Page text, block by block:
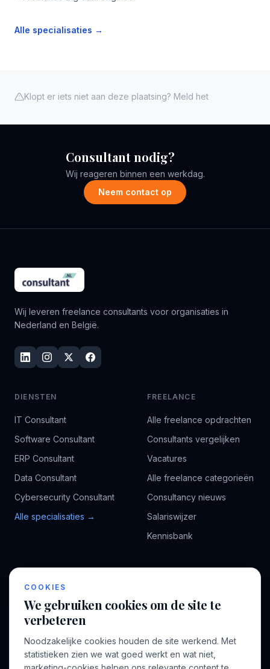
Alle specialisaties →
Klopt er iets niet aan deze plaatsing? Meld het
Consultant nodig?
Wij reageren binnen een werkdag.
Neem contact op
Wij leveren freelance consultants voor organisaties in
Nederland en België.
DIENSTEN
IT Consultant
Software Consultant
ERP Consultant
Data Consultant
Cybersecurity Consultant
Alle specialisaties →
FREELANCE
Alle freelance opdrachten
Consultants vergelijken
Vacatures
Alle freelance categorieën
Consultancy nieuws
Salariswijzer
Kennisbank
BEDRIJF
Bedrijven
Blog
VOOR CONSULTANTS
Inloggen
COOKIES
We gebruiken cookies om de site te
verbeteren
Noodzakelijke cookies houden de site werkend. Met
statistieken zien we wat goed werkt en wat niet,